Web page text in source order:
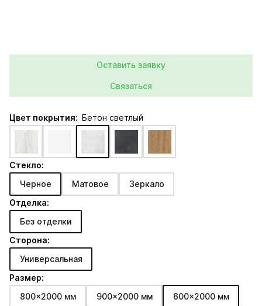
Оставить заявку
Связаться
Цвет покрытия: Бетон светлый
Стекло:
Черное
Матовое
Зеркало
Отделка:
Без отделки
Сторона:
Универсальная
Размер:
800x2000 мм
900x2000 мм 600x2000 мм